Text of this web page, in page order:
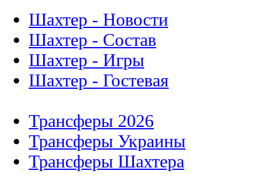
Шахтер - Новости
Шахтер - Состав
Шахтер - Игры
Шахтер - Гостевая
Трансферы 2026
Трансферы Украины
Трансферы Шахтера